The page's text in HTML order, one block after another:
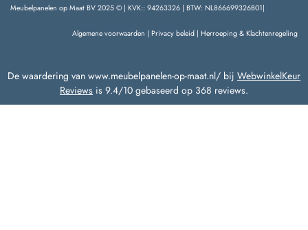
Meubelpanelen op Maat BV 2025 © | KVK:: 94263326 | BTW: NL866699326B01|
Algemene voorwaarden | Privacy beleid | Herroeping & Klachtenregeling
De waardering van www.meubelpanelen-op-maat.nl/ bij WebwinkelKeur
Reviews is 9.4/10 gebaseerd op 368 reviews.